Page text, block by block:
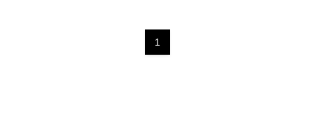
1